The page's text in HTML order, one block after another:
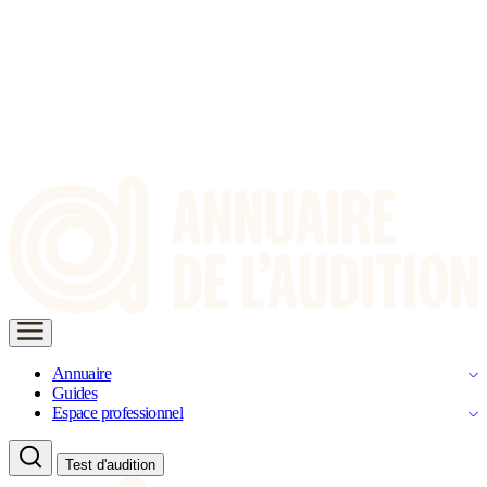
Annuaire
Guides
Espace professionnel
Test d'audition